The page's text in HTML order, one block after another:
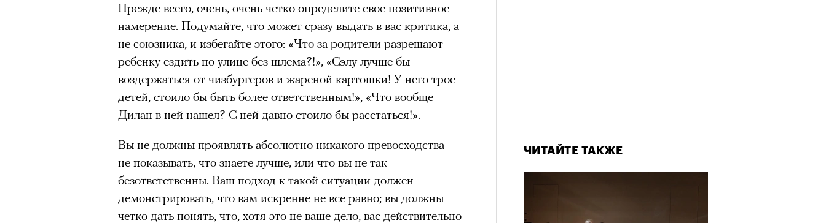
ЧИТАЙТЕ ТАКЖЕ
Прежде всего, очень, очень четко определите свое позитивное
намерение. Подумайте, что может сразу выдать в вас критика, а
не союзника, и избегайте этого: «Что за родители разрешают
ребенку ездить по улице без шлема?!», «Сэлу лучше бы
воздержаться от чизбургеров и жареной картошки! У него трое
детей, стоило бы быть более ответственным!», «Что вообще
Дилан в ней нашел? С ней давно стоило бы расстаться!».
Вы не должны проявлять абсолютно никакого превосходства —
не показывать, что знаете лучше, или что вы не так
безответственны. Ваш подход к такой ситуации должен
демонстрировать, что вам искренне не все равно; вы должны
четко дать понять, что, хотя это не ваше дело, вас действительно